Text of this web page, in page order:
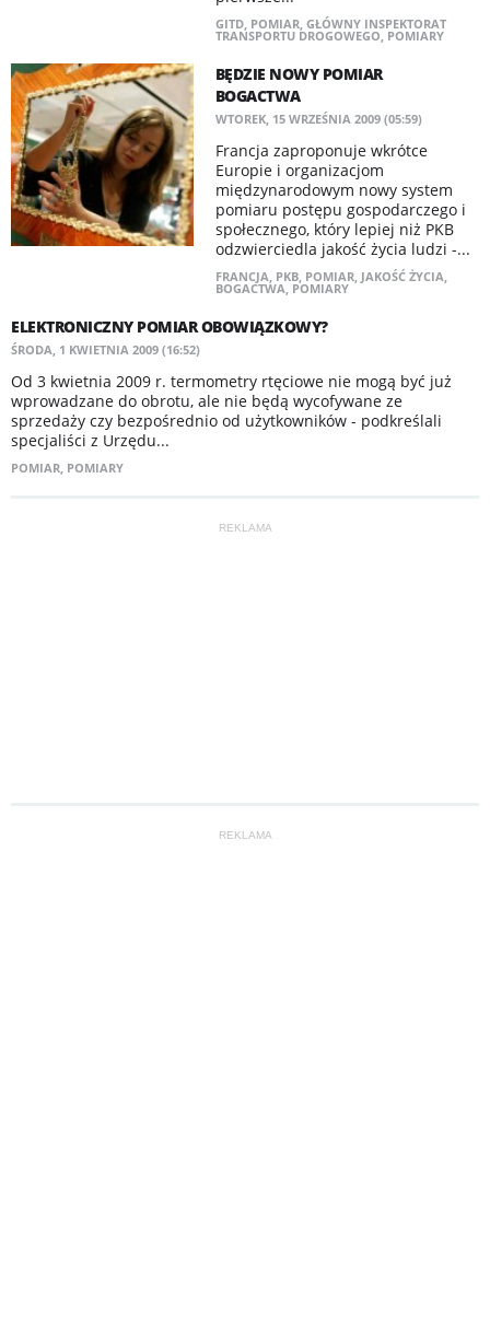
GITD, POMIAR, GŁÓWNY INSPEKTORAT
TRANSPORTU DROGOWEGO, POMIARY
BĘDZIE NOWY POMIAR
BOGACTWA
WTOREK, 15 WRZEŚNIA 2009 (05:59)
Francja zaproponuje wkrótce
Europie i organizacjom
międzynarodowym nowy system
pomiaru postępu gospodarczego i
społecznego, który lepiej niż PKB
odzwierciedla jakość życia ludzi -...
FRANCJA, PKB, POMIAR, JAKOŚĆ ŻYCIA,
BOGACTWA, POMIARY
ELEKTRONICZNY POMIAR OBOWIĄZKOWY?
ŚRODA, 1 KWIETNIA 2009 (16:52)
Od 3 kwietnia 2009 r. termometry rtęciowe nie mogą być już
wprowadzane do obrotu, ale nie będą wycofywane ze
sprzedaży czy bezpośrednio od użytkowników - podkreślali
specjaliści z Urzędu...
POMIAR, POMIARY
REKLAMA
REKLAMA